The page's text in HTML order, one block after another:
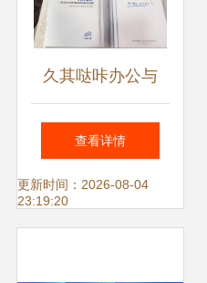
久其哒咔办公与
EIP惊艳亮相2017
海南国际高新技术
查看详情
更新时间：2026-08-04
23:19:20